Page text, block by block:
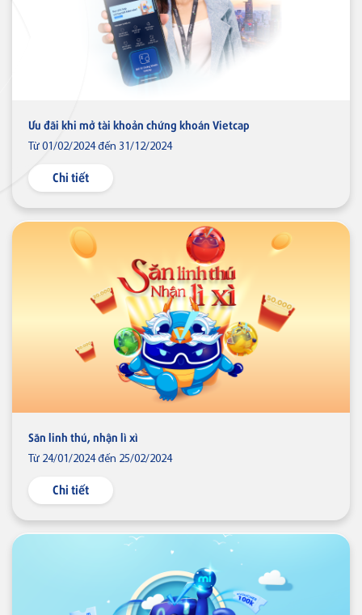
Ưu đãi khi mở tài khoản chứng khoán Vietcap
Từ 01/02/2024 đến 31/12/2024
Chi tiết
Săn linh thú, nhận lì xì
Từ 24/01/2024 đến 25/02/2024
Chi tiết
Thẻ tín dụng
Thẻ tín dụng BVBank JCB 7-
Thẻ tín dụng
Thẻ tín dụng BVBank JCB Ms.
Thẻ tín dụng BVBank NAPAS